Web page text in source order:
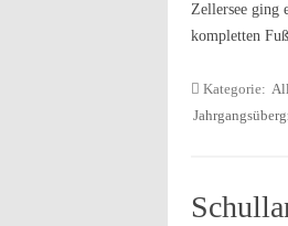
Zellersee ging
kompletten
Kategorie: